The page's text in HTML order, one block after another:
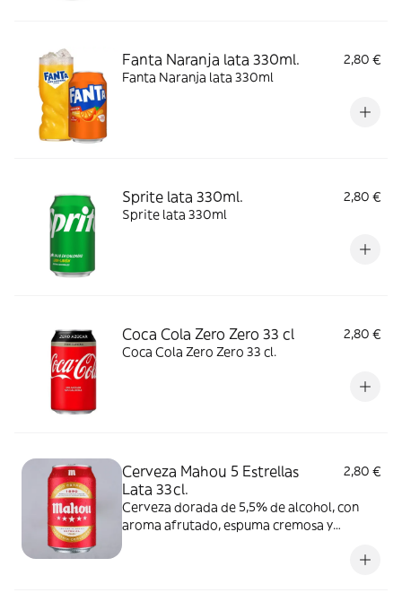
Fanta Naranja lata 330ml.
2,80 €
Fanta Naranja lata 330ml
Sprite lata 330ml.
2,80 €
Sprite lata 330ml
Coca Cola Zero Zero 33 cl
2,80 €
Coca Cola Zero Zero 33 cl.
Cerveza Mahou 5 Estrellas
Lata 33cl.
2,80 €
Cerveza dorada de 5,5% de alcohol, con
aroma afrutado, espuma cremosa y